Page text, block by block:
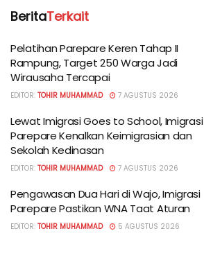
BeritaTerkait
Pelatihan Parepare Keren Tahap II
Rampung, Target 250 Warga Jadi
Wirausaha Tercapai
EDITOR: TOHIR MUHAMMAD 7 AGUSTUS 2026
Lewat Imigrasi Goes to School, Imigrasi
Parepare Kenalkan Keimigrasian dan
Sekolah Kedinasan
EDITOR: TOHIR MUHAMMAD 7 AGUSTUS 2026
Pengawasan Dua Hari di Wajo, Imigrasi
Parepare Pastikan WNA Taat Aturan
EDITOR: TOHIR MUHAMMAD 5 AGUSTUS 2026